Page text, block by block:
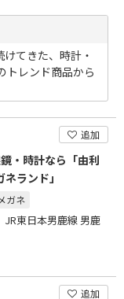
てきた、時計・
トレンド商品から
追加
・時計なら「由利
ランド」
メガネ
東日本男鹿線 男鹿
追加